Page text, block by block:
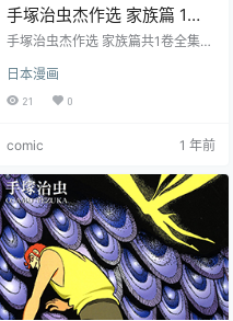
手塚治虫杰作选 家族篇 1卷
手塚治虫 漫画百度网盘下载
手塚治虫杰作选 家族篇共1卷全集漫
关于家族的故事，包括亲情、矛
盾、传承等元素，并特别收录了
日本漫画
21 0
comic 1 年前